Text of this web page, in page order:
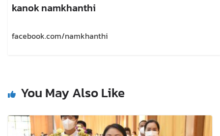
kanok namkhanthi
facebook.com/namkhanthi
You May Also Like